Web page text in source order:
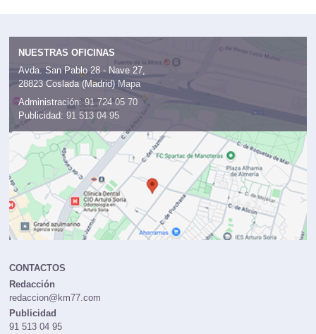
NUESTRAS OFICINAS
Avda. San Pablo 28 - Nave 27,
28823 Coslada (Madrid) Mapa
Administración: 91 724 05 70
Publicidad: 91 513 04 95
CONTACTOS
Redacción
redaccion@km77.com
Publicidad
91 513 04 95